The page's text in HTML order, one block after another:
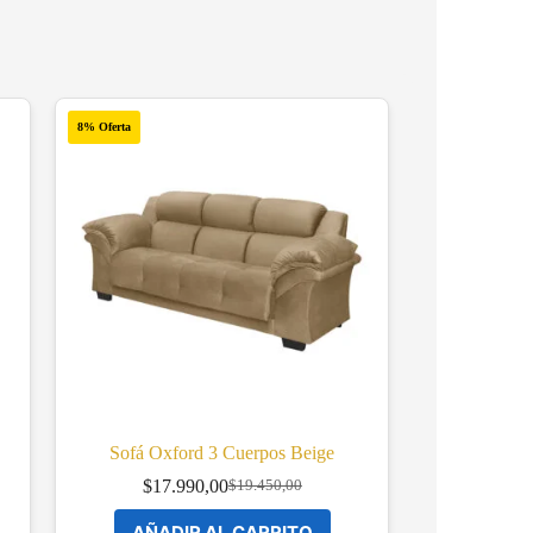
8% Oferta
Sofá Oxford 3 Cuerpos Beige
$19.450,00
Original
price
$17.990,00Current
price